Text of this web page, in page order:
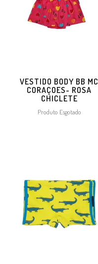
VESTIDO BODY BB MC
CORAÇOES- ROSA
CHICLETE
Produto Esgotado